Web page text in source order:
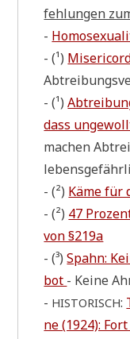
feh­lun­gen
-
- (¹)
- (¹)
dass
machen
- (²) Käme für
- (²) 47
von §219a
- (³)Spahn:
bot - Kei­ne
- HISTORISCH:
ne (1924):